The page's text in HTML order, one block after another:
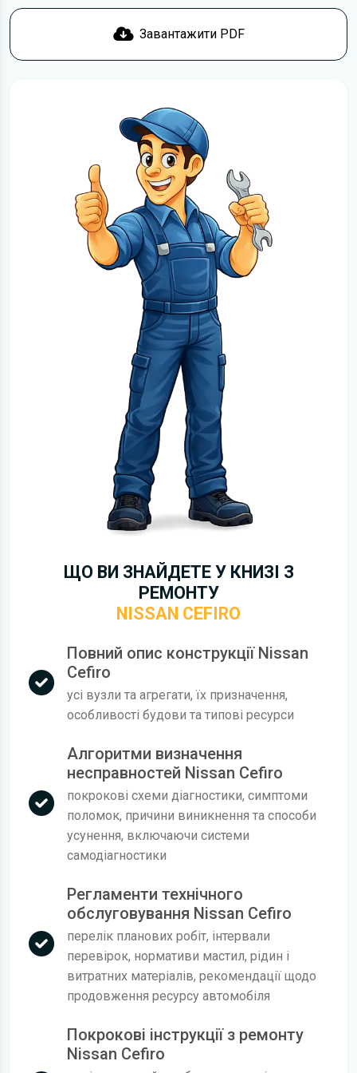
Завантажити PDF
ЩО ВИ ЗНАЙДЕТЕ У КНИЗІ З
РЕМОНТУ
NISSAN CEFIRO
Повний опис конструкції Nissan
Cefiro
усі вузли та агрегати, їх призначення,
особливості будови та типові ресурси
Алгоритми визначення
несправностей Nissan Cefiro
покрокові схеми діагностики, симптоми
поломок, причини виникнення та способи
усунення, включаючи системи
самодіагностики
Регламенти технічного
обслуговування Nissan Cefiro
перелік планових робіт, інтервали
перевірок, нормативи мастил, рідин і
витратних матеріалів, рекомендації щодо
продовження ресурсу автомобіля
Покрокові інструкції з ремонту
Nissan Cefiro